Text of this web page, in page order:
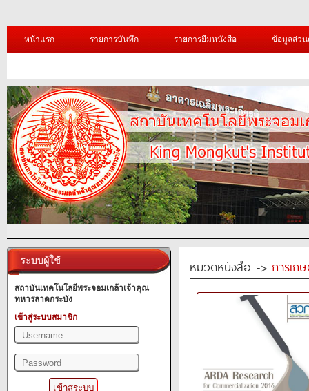
หน้าแรก รายการบันทึก รายการยืมหนังสือ ข้อมูลส่ว
ระบบผู้ใช้
สถาบันเทคโนโลยีพระจอมเกล้าเจ้าคุณ
ทหารลาดกระบัง
เข้าสู่ระบบสมาชิก
หมวดหนังสือ -> การเก